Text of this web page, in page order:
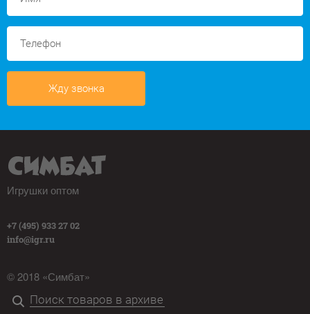
Жду звонка
Игрушки оптом
+7 (495) 933 27 02
info@igr.ru
© 2018 «Симбат»